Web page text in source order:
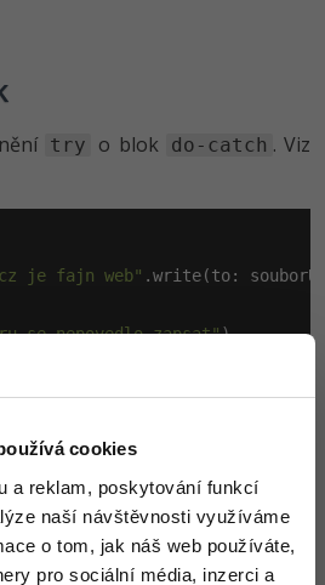
cookies
a reklam, poskytování funkcí
naší návštěvnosti využíváme
o tom, jak náš web používáte,
pro sociální média, inzerci a
try o blok do-catch . Viz
je fajn web" .write(to:
se nepovedlo zapsat")
se blok catch
error
, ze které
chybu, pokud se něco pokazí.
získat dodatečné informace. V
jak pomocí více
catch
bloků